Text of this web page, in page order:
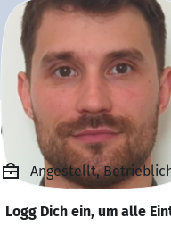
Christian
Angestellt,
Logg Dich ein, um alle